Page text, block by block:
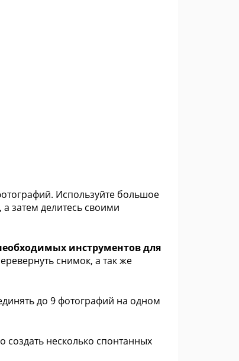
Используйте большое
затем делитесь своими
инструментов для
снимок, а так же
до 9 фотографий на одном
несколько спонтанных